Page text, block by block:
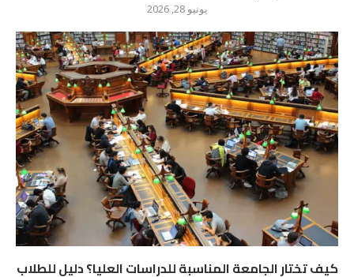
يونيو 28, 2026
كيف تختار الجامعة المناسبة للدراسات العليا؟ دليل للطلاب